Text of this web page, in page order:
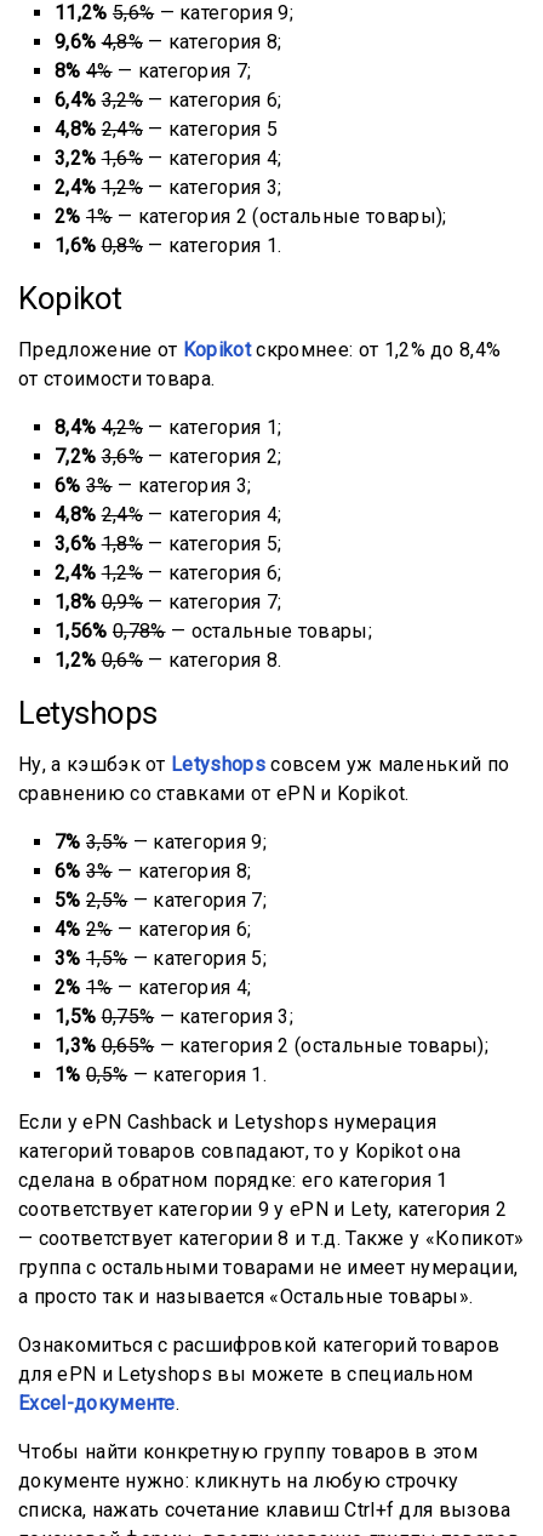
11,2% 5,6%— категория 9;
9,6% 4,8%— категория 8;
8% 4%— категория 7;
6,4% 3,2%— категория 6;
4,8% 2,4%— категория 5
3,2% 1,6%— категория 4;
2,4% 1,2%— категория 3;
2% 1%— категория 2 (остальные товары);
1,6% 0,8%— категория 1.
Kopikot
Предложение от Kopikotскромнее: от 1,2% до 8,4%
от стоимости товара.
8,4% 4,2%— категория 1;
7,2% 3,6%— категория 2;
6% 3%— категория 3;
4,8% 2,4%— категория 4;
3,6% 1,8%— категория 5;
2,4% 1,2%— категория 6;
1,8% 0,9%— категория 7;
1,56% 0,78%— остальные товары;
1,2% 0,6%— категория 8.
Letyshops
Ну, а кэшбэк от Letyshops совсем уж маленький по
сравнению со ставками от ePN и Kopikot.
7% 3,5%— категория 9;
6% 3%— категория 8;
5% 2,5%— категория 7;
4% 2%— категория 6;
3% 1,5%— категория 5;
2% 1%— категория 4;
1,5% 0,75%— категория 3;
1,3% 0,65%— категория 2 (остальные товары);
1% 0,5%— категория 1.
Если у ePN Cashback и Letyshops нумерация
категорий товаров совпадают, то у Kopikot она
сделана в обратном порядке: его категория 1
соответствует категории 9 у ePN и Lety, категория 2
— соответствует категории 8 и т.д. Также у «Копикот»
группа с остальными товарами не имеет нумерации,
а просто так и называется «Остальные товары».
Ознакомиться с расшифровкой категорий товаров
для ePN и Letyshops вы можете в специальном
Excel-документе.
Чтобы найти конкретную группу товаров в этом
документе нужно: кликнуть на любую строчку
списка, нажать сочетание клавиш Ctrl+f для вызова